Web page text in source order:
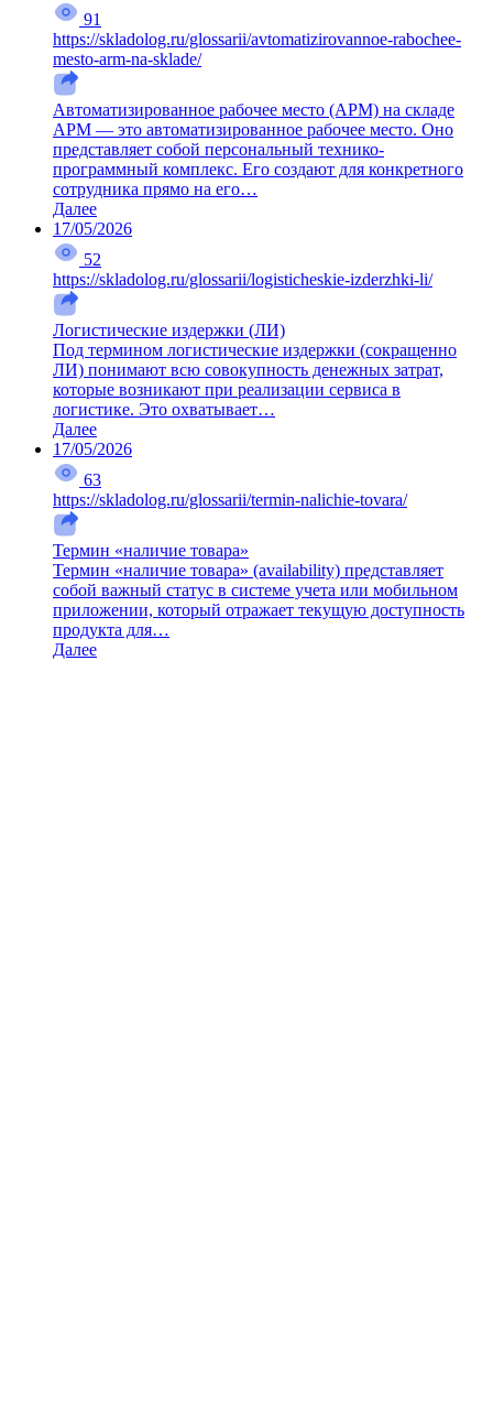
91
https://skladolog.ru/glossarii/avtomatizirovannoe-rabochee-
mesto-arm-na-sklade/
Автоматизированное рабочее место (АРМ) на складе
АРМ — это автоматизированное рабочее место. Оно
представляет собой персональный технико-
программный комплекс. Его создают для конкретного
сотрудника прямо на его…
Далее
17/05/2026
52
https://skladolog.ru/glossarii/logisticheskie-izderzhki-li/
Логистические издержки (ЛИ)
Под термином логистические издержки (сокращенно
ЛИ) понимают всю совокупность денежных затрат,
которые возникают при реализации сервиса в
логистике. Это охватывает…
Далее
17/05/2026
63
https://skladolog.ru/glossarii/termin-nalichie-tovara/
Термин «наличие товара»
Термин «наличие товара» (availability) представляет
собой важный статус в системе учета или мобильном
приложении, который отражает текущую доступность
продукта для…
Далее